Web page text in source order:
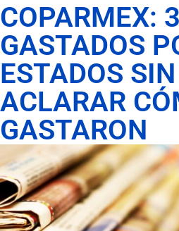
COPARMEX:
GASTADOS
ESTADOS SIN
ACLARAR
GASTARON